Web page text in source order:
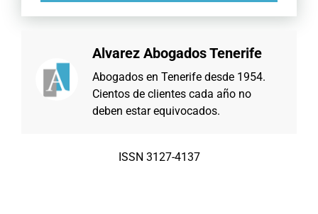
Alvarez Abogados Tenerife
Abogados en Tenerife desde 1954.
Cientos de clientes cada año no
deben estar equivocados.
ISSN 3127-4137